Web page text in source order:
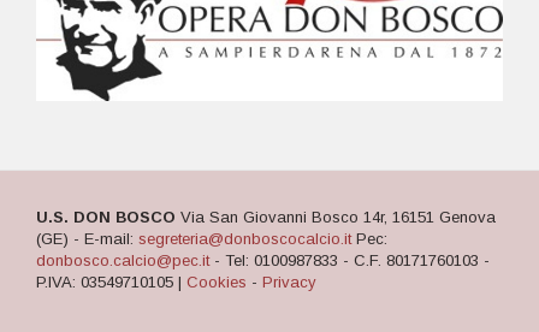
U.S. DON BOSCO Via San Giovanni Bosco 14r, 16151 Genova
(GE) - E-mail: segreteria@donboscocalcio.itPec:
donbosco.calcio@pec.it- Tel: 0100987833 - C.F. 80171760103 -
P.IVA: 03549710105 | Cookies - Privacy